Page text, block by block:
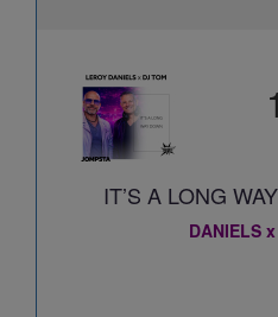
IT’S A LONG
DANIELS